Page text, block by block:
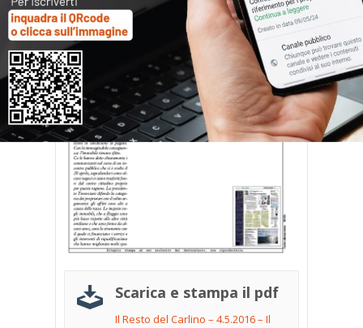
Scarica e stampa il pdf
Il Resto del Carlino – 4.5.2016 – Il